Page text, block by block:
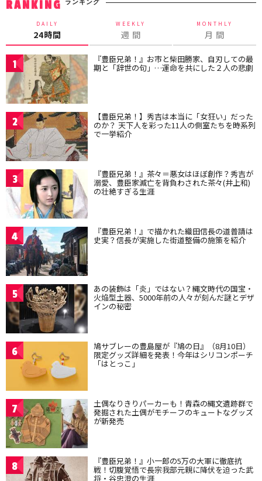
RANKING
DAILY
24時間
WEEKLY
週 間
MONTHLY
月 間
1 『豊臣兄弟！』お市と柴田勝家、自刃しての最
期と「辞世の句」…運命を共にした２人の悲劇
2 【豊臣兄弟！】秀吉は本当に「女狂い」だった
のか？ 天下人を彩った11人の側室たちを時系列
で一挙紹介
3 『豊臣兄弟！』茶々＝悪女はほぼ創作？秀吉が
溺愛、豊臣家滅亡を背負わされた茶々(井上和)
の壮絶すぎる生涯
4 『豊臣兄弟！』で描かれた織田信長の道普請は
史実？信長が実施した街道整備の施策を紹介
5 あの装飾は「炎」ではない？縄文時代の国宝・
火焔型土器、5000年前の人々が刻んだ謎とデザ
インの秘密
6 鳩サブレーの豊島屋が『鳩の日』（8月10日）
限定グッズ詳細を発表！今年はシリコンポーチ
「はとっこ」
7 土偶なりきりパーカーも！青森の縄文遺跡群で
発掘された土偶がモチーフのキュートなグッズ
が新発売
8 『豊臣兄弟！』小一郎の5万の大軍に徹底抗
戦！切腹覚悟で長宗我部元親に降伏を迫った武
将・谷忠澄の生涯